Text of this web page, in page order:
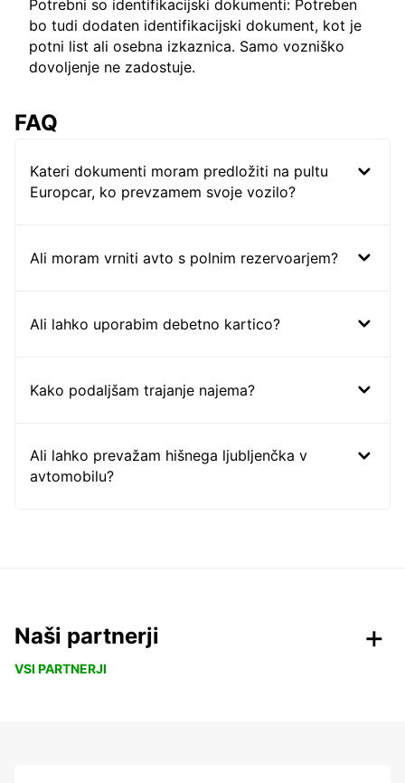
Potrebni so identifikacijski dokumenti: Potreben
bo tudi dodaten identifikacijski dokument, kot je
potni list ali osebna izkaznica. Samo vozniško
dovoljenje ne zadostuje.
FAQ
Kateri dokumenti moram predložiti na pultu
Europcar, ko prevzamem svoje vozilo?
Ali moram vrniti avto s polnim rezervoarjem?
Ali lahko uporabim debetno kartico?
Kako podaljšam trajanje najema?
Ali lahko prevažam hišnega ljubljenčka v
avtomobilu?
Naši partnerji
VSI PARTNERJI